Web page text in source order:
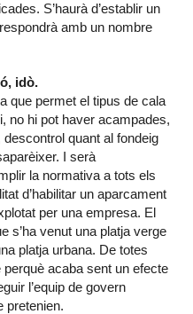
S’haurà d’establir un
amb un nombre
idò.
que permet el tipus de cala
no hi pot haver acampades,
quant al fondeig
I serà
la normativa a tots els
d’habilitar un aparcament
per una empresa. El
s’ha venut una platja verge
platja urbana. De totes
perquè acaba sent un efecte
l’equip de govern
pretenien.